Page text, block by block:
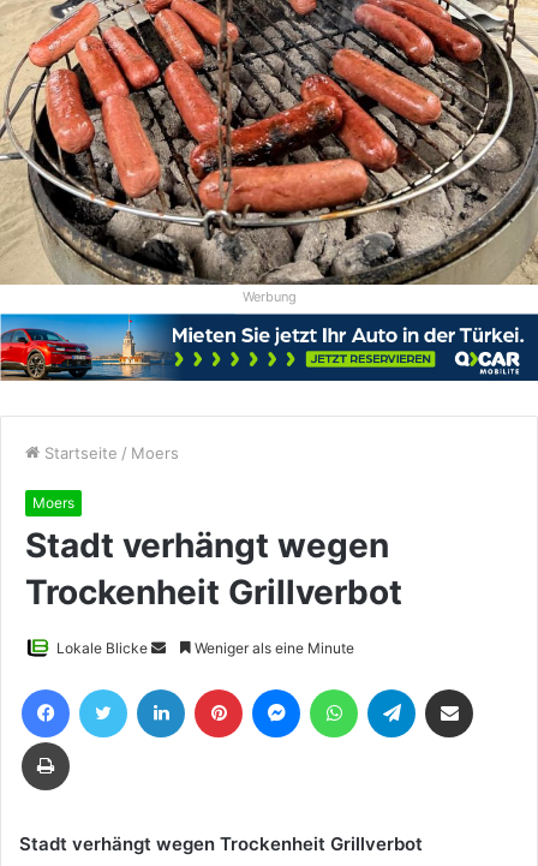
Werbung
Startseite / Moers
Moers
Stadt verhängt wegen
Trockenheit Grillverbot
Lokale Blicke
Sende
eine
E-
Weniger als eine Minute
FacebookTwitter LinkedIn Pinterest MessengerWhatsAppTelegram
Drucken
Stadt verhängt wegen Trockenheit Grillverbot